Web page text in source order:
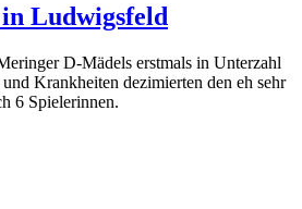
Ludwigsfeld
D-Mädels erstmals in Unterzahl
Krankheiten dezimierten den eh sehr
6 Spielerinnen.